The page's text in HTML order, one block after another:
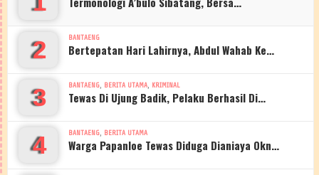
2 BANTAENG
Bertepatan Hari Lahirnya, Abdul Wahab Ke…
3 BANTAENG BERITA UTAMA KRIMINAL
Tewas Di Ujung Badik, Pelaku Berhasil Di…
4 BANTAENG BERITA UTAMA
Warga Papanloe Tewas Diduga Dianiaya Okn…